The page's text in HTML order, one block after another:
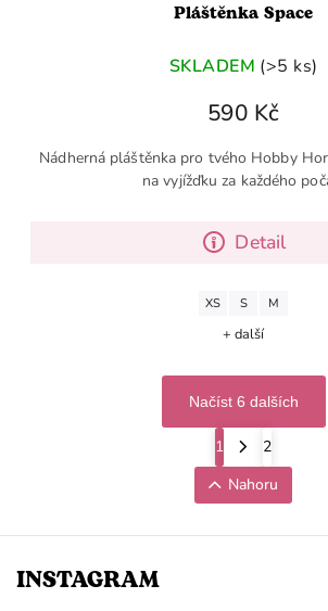
Pláštěnka Space
SKLADEM (>5 ks)
590 Kč
Detail
Nádherná pláštěnka pro tvého Hobby
na vyjížďku za každého
XS S M
+ další
Načíst 6 dalších
1
2
Nahoru
INSTAGRAM